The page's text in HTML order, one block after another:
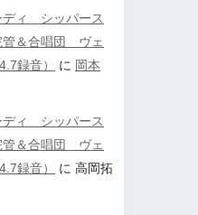
ィ シッパース
管＆合唱団 ヴェ
録音）
に 岡本
ィ シッパース
管＆合唱団 ヴェ
録音）
に 高岡拓